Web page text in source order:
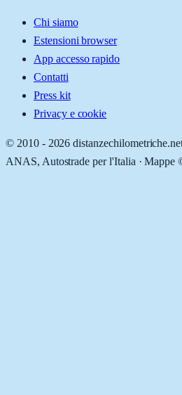
Chi siamo
Estensioni browser
App accesso rapido
Contatti
Press kit
Privacy e cookie
© 2010 - 2026
ANAS, Autostrade per l'Italia · Mappe